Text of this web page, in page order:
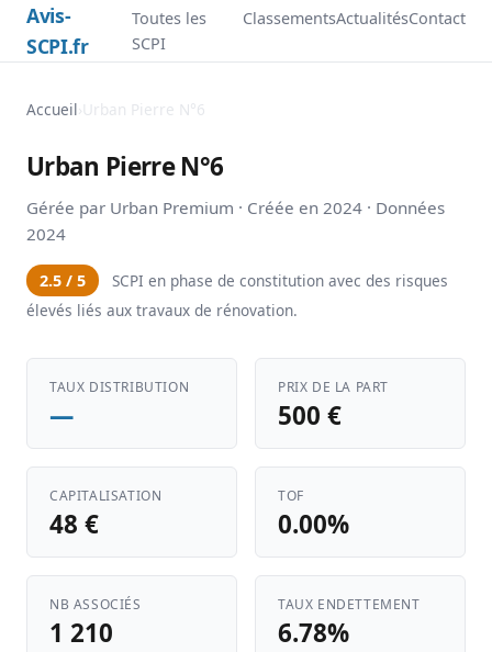
Avis-
SCPI.fr
Toutes les
SCPI
ClassementsActualitésContact
Accueil› Urban Pierre N°6
Urban Pierre N°6
Gérée par Urban Premium · Créée en 2024 · Données
2024
2.5 / 5
SCPI en phase de constitution avec des risques
élevés liés aux travaux de rénovation.
TAUX DISTRIBUTION
—
PRIX DE LA PART
500 €
CAPITALISATION
48 €
TOF
0.00%
NB ASSOCIÉS
1 210
TAUX ENDETTEMENT
6.78%